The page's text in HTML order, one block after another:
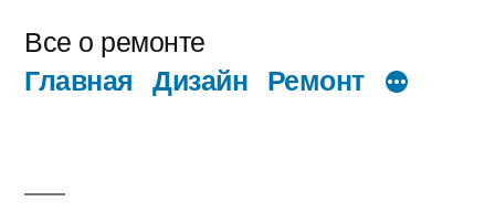
содержимому
Все о ремонте
Главная Дизайн Ремонт